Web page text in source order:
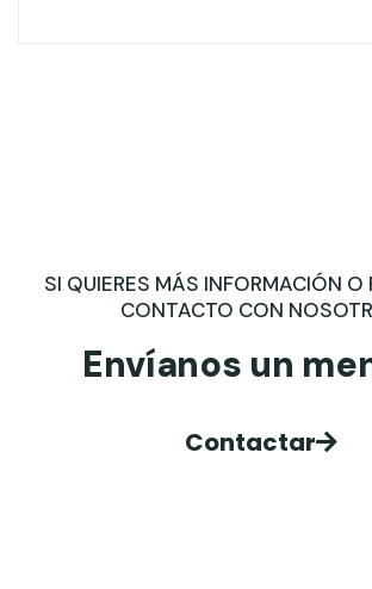
SI QUIERES MÁS INFORMACIÓN O
CONTACTO CON
Envíanos un
Contactar